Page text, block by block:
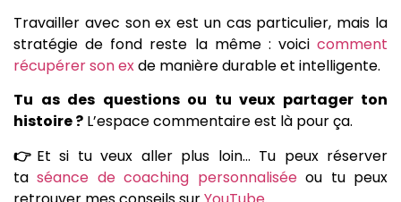
Travailler avec son ex est un cas particulier, mais la
stratégie de fond reste la même : voici comment
récupérer son exde manière durable et intelligente.
Tu as des questions ou tu veux partager ton
histoire ? L’espace commentaire est là pour ça.
👉 Et si tu veux aller plus loin… Tu peux réserver
taséance de coaching personnaliséeou tu peux